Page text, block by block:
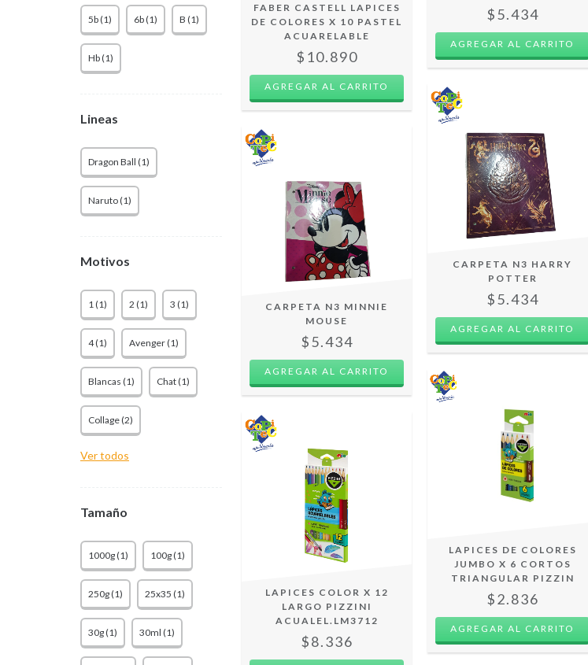
5b (1) 6b (1) B (1)
Hb (1)
Lineas
Dragon Ball (1)
Naruto (1)
Motivos
1 (1) 2 (1) 3 (1)
4 (1) Avenger (1)
Blancas (1) Chat (1)
Collage (2)
Ver todos
Tamaño
1000g (1) 100g (1)
250g (1) 25x35 (1)
30g (1) 30ml (1)
FABER CASTELL LAPICES
DE COLORES X 10 PASTEL
ACUARELABLE
$10.890
$5.434
AGREGAR AL CARRITO
CARPETA N3 MINNIE
MOUSE
$5.434
CARPETA N3 HARRY
POTTER
$5.434
LAPICES COLOR X 12
LARGO PIZZINI
ACUALEL.LM3712
$8.336
LAPICES DE COLORES
JUMBO X 6 CORTOS
TRIANGULAR PIZZIN
$2.836